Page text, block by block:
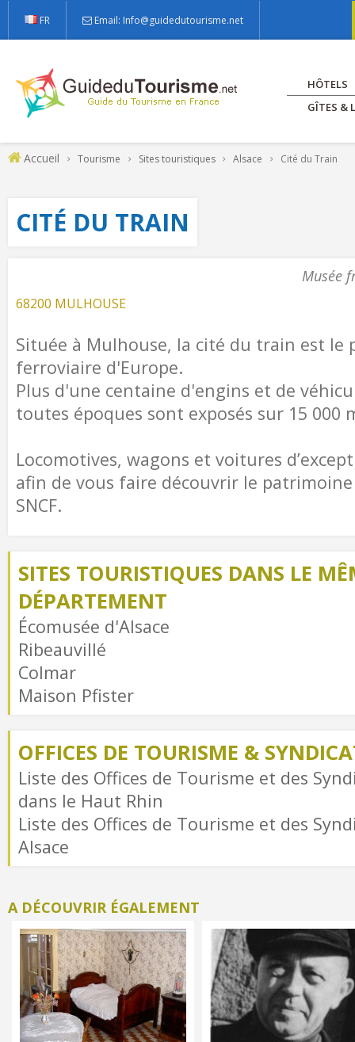
FR Email: Info@guidedutourisme.net
HÔTELS
GÎTES &
Accueil Tourisme Sites touristiques Alsace Cité du Train
CITÉ DU TRAIN
Musée
68200 MULHOUSE
Située à Mulhouse, la cité du train est le
ferroviaire d'Europe.
Plus d'une centaine d'engins et de
toutes époques sont exposés sur 15 000
Locomotives, wagons et voitures
afin de vous faire découvrir le
SNCF.
SITES TOURISTIQUES DANS LE
DÉPARTEMENT
Écomusée d'Alsace
Ribeauvillé
Colmar
Maison Pfister
OFFICES DE TOURISME &
Liste des Offices de Tourisme et des
dans le Haut Rhin
Liste des Offices de Tourisme et des
Alsace
A DÉCOUVRIR ÉGALEMENT